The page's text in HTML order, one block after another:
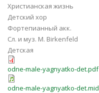
Христианская жизнь
Детский хор
Фортепианный акк.
Сл. и муз. M. Birkenfeld
Детская
odne-male-yagnyatko-det.pdf
odne-male-yagnyatko-det.mid